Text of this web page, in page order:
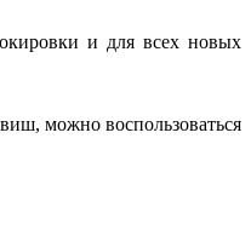
и для всех новых
можно воспользоваться